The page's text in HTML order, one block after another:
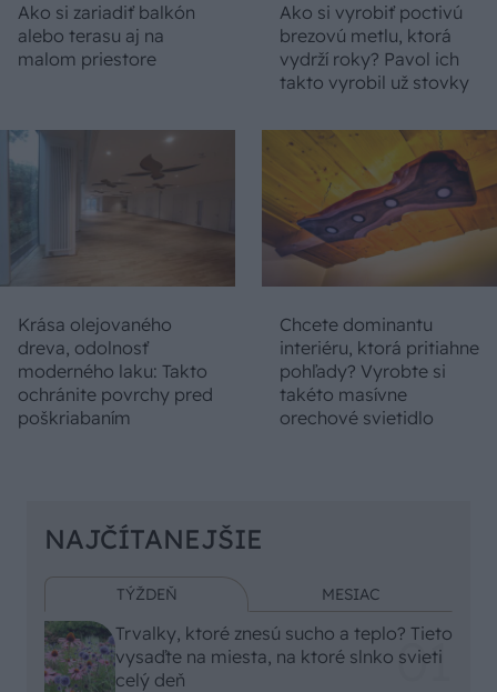
Ako si zariadiť balkón
alebo terasu aj na
malom priestore
Ako si vyrobiť poctivú
brezovú metlu, ktorá
vydrží roky? Pavol ich
takto vyrobil už stovky
Krása olejovaného
dreva, odolnosť
moderného laku: Takto
ochránite povrchy pred
poškriabaním
Chcete dominantu
interiéru, ktorá pritiahne
pohľady? Vyrobte si
takéto masívne
orechové svietidlo
NAJČÍTANEJŠIE
TÝŽDEŇ MESIAC
Trvalky, ktoré znesú sucho a teplo? Tieto
vysaďte na miesta, na ktoré slnko svieti
celý deň